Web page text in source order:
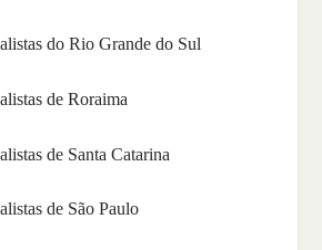
do Rio Grande do Sul
de Roraima
de Santa Catarina
de São Paulo